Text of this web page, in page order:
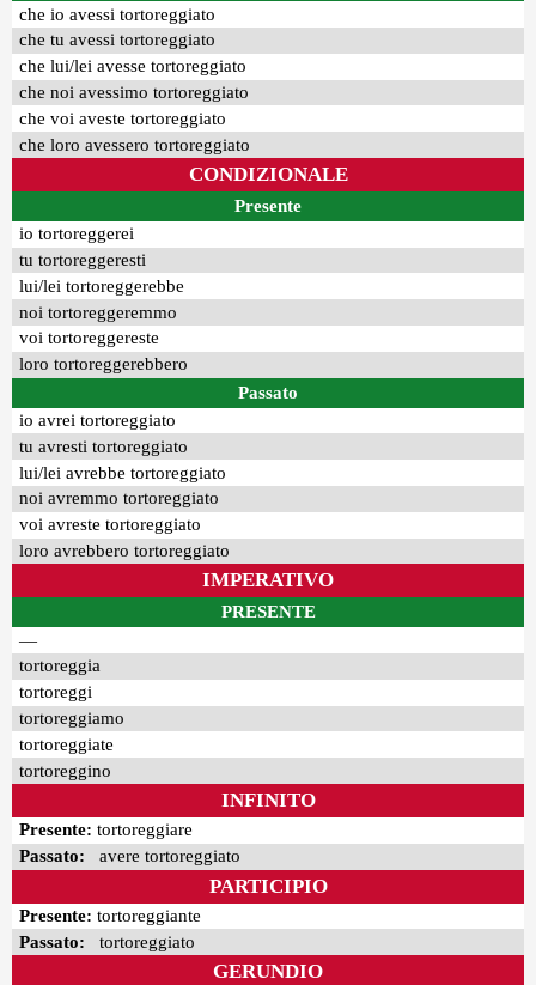
che io avessi tortoreggiato
che tu avessi tortoreggiato
che lui/lei avesse tortoreggiato
che noi avessimo tortoreggiato
che voi aveste tortoreggiato
che loro avessero tortoreggiato
CONDIZIONALE
Presente
io tortoreggerei
tu tortoreggeresti
lui/lei tortoreggerebbe
noi tortoreggeremmo
voi tortoreggereste
loro tortoreggerebbero
Passato
io avrei tortoreggiato
tu avresti tortoreggiato
lui/lei avrebbe tortoreggiato
noi avremmo tortoreggiato
voi avreste tortoreggiato
loro avrebbero tortoreggiato
IMPERATIVO
PRESENTE
—
tortoreggia
tortoreggi
tortoreggiamo
tortoreggiate
tortoreggino
INFINITO
Presente: tortoreggiare
Passato: avere tortoreggiato
PARTICIPIO
Presente: tortoreggiante
Passato: tortoreggiato
GERUNDIO